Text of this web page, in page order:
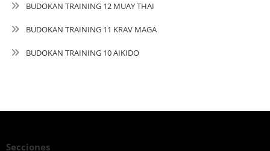
BUDOKAN TRAINING 12 MUAY THAI
BUDOKAN TRAINING 11 KRAV MAGA
BUDOKAN TRAINING 10 AIKIDO
Secciones